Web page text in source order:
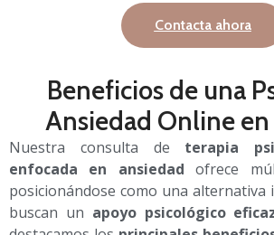
Contacta ahora
Beneficios de una
Ansiedad Online
Nuestra consulta de terapia
enfocada en ansiedad ofrece
posicionándose como una alternativa
buscan un apoyo psicológico